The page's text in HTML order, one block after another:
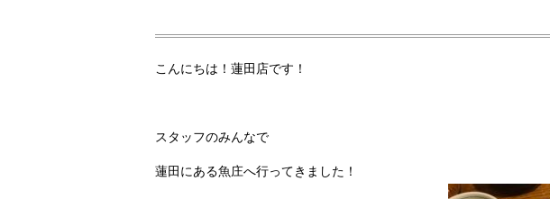
こんにちは！蓮田店です！
スタッフのみんなで
蓮田にある魚庄へ行ってきました！